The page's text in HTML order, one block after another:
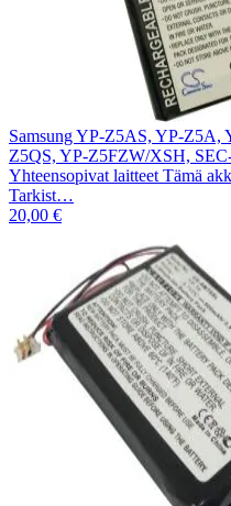
Samsung YP-Z5AS, YP-
Z5QS, YP-Z5FZW/XSH,
Yhteensopivat laitteet Tämä
Tarkist…
20,00 €